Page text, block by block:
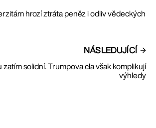
hrozí ztráta peněz i odliv vědeckých
NÁSLEDUJÍCÍ
zatím solidní. Trumpova cla však komplikují
výhledy